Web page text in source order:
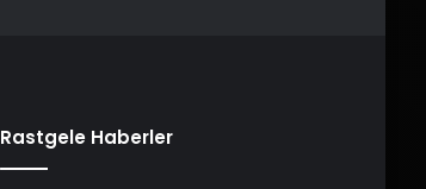
Rastgele Haberler